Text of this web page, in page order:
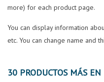
more) for each product page.
You can display information
etc. You can change name and